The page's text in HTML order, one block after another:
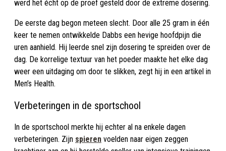
werd het écht op de proef gesteld door de extreme dosering.
De eerste dag begon meteen slecht. Door alle 25 gram in één
keer te nemen ontwikkelde Dabbs een hevige hoofdpijn die
uren aanhield. Hij leerde snel zijn dosering te spreiden over de
dag. De korrelige textuur van het poeder maakte het elke dag
weer een uitdaging om door te slikken, zegt hij in een artikel in
Men’s Health.
Verbeteringen in de sportschool
In de sportschool merkte hij echter al na enkele dagen
verbeteringen. Zijn spieren voelden naar eigen zeggen